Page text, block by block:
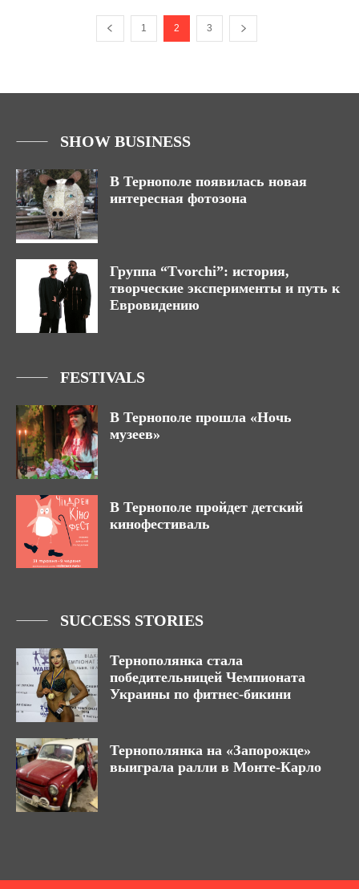
1 2 3
SHOW BUSINESS
В Тернополе появилась новая
интересная фотозона
Группа “Tvorchi”: история,
творческие эксперименты и путь к
Евровидению
FESTIVALS
В Тернополе прошла «Ночь
музеев»
В Тернополе пройдет детский
кинофестиваль
SUCCESS STORIES
Тернополянка стала
победительницей Чемпионата
Украины по фитнес-бикини
Тернополянка на «Запорожце»
выиграла ралли в Монте-Карло